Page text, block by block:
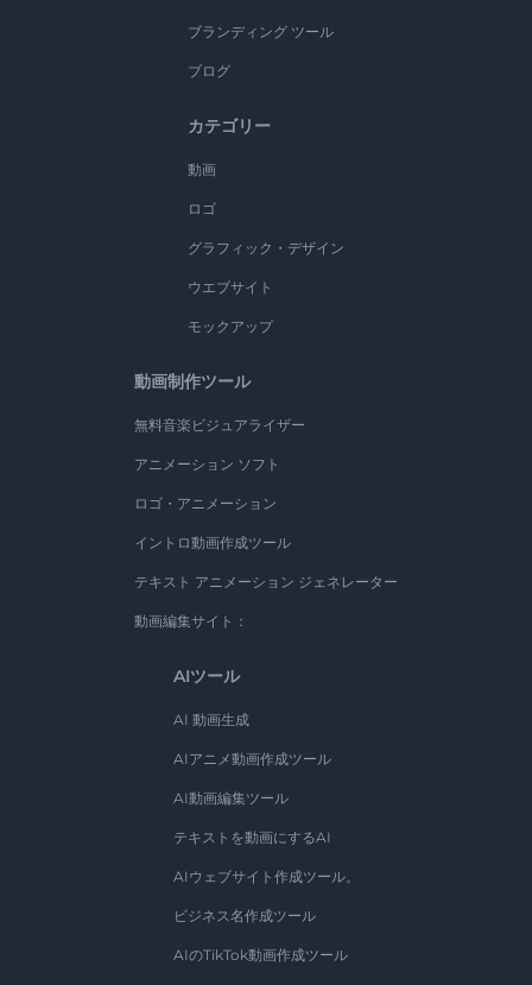
ブランディング ツール
ブログ
カテゴリー
動画
ロゴ
グラフィック・デザイン
ウエブサイト
モックアップ
動画制作ツール
無料音楽ビジュアライザー
アニメーション ソフト
ロゴ・アニメーション
イントロ動画作成ツール
テキスト アニメーション ジェネレーター
動画編集サイト：
AIツール
AI 動画生成
AIアニメ動画作成ツール
AI動画編集ツール
テキストを動画にするAI
AIウェブサイト作成ツール。
ビジネス名作成ツール
AIのTikTok動画作成ツール